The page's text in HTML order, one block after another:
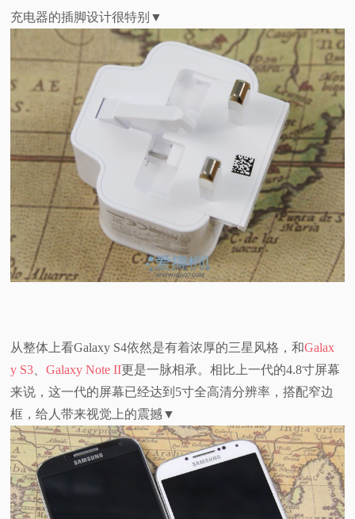
充电器的插脚设计很特别▼
从整体上看Galaxy S4依然是有着浓厚的三星风格，和Galax
y S3 、Galaxy Note II更是一脉相承。相比上一代的4.8寸屏幕
来说，这一代的屏幕已经达到5寸全高清分辨率，搭配窄边
框，给人带来视觉上的震撼▼